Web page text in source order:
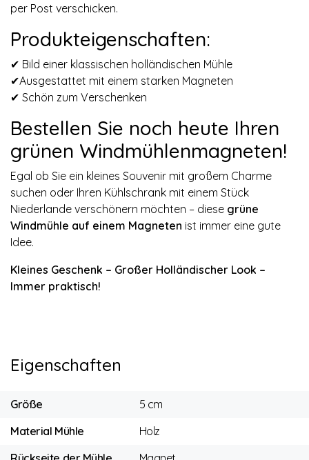
per Post verschicken.
Produkteigenschaften:
✔ Bild einer klassischen holländischen Mühle
✔Ausgestattet mit einem starken Magneten
✔ Schön zum Verschenken
Bestellen Sie noch heute Ihren
grünen Windmühlenmagneten!
Egal ob Sie ein kleines Souvenir mit großem Charme
suchen oder Ihren Kühlschrank mit einem Stück
Niederlande verschönern möchten – diese grüne
Windmühle auf einem Magneten ist immer eine gute
Idee.
Kleines Geschenk – Großer Holländischer Look –
Immer praktisch!
Eigenschaften
Größe
5 cm
Material Mühle
Holz